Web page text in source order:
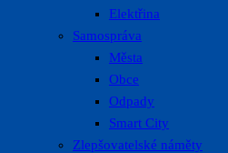
Elektřina
Samospráva
Města
Obce
Odpady
Smart City
Zlepšovatelské náměty